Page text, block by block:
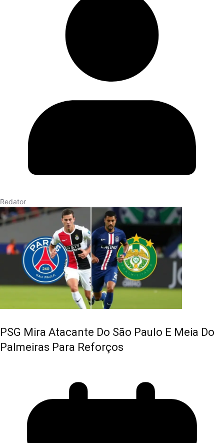
Redator
PSG Mira Atacante Do São Paulo E Meia Do
Palmeiras Para Reforços